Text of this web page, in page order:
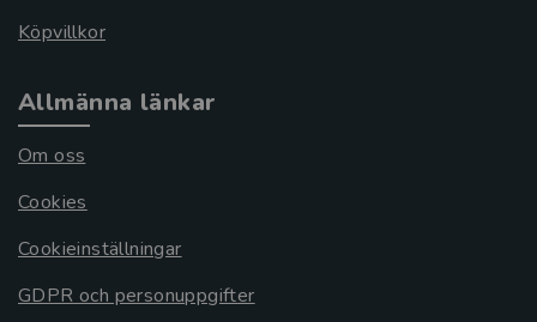
Köpvillkor
Allmänna länkar
Om oss
Cookies
Cookieinställningar
GDPR och personuppgifter